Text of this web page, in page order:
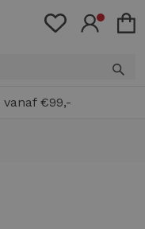
vanaf €99,-